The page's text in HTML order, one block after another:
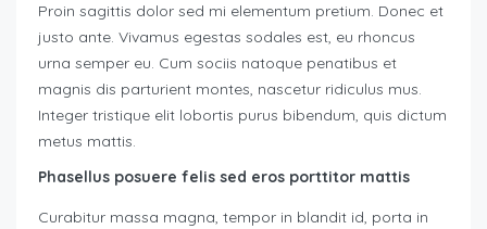
Proin sagittis dolor sed mi elementum pretium. Donec et
justo ante. Vivamus egestas sodales est, eu rhoncus
urna semper eu. Cum sociis natoque penatibus et
magnis dis parturient montes, nascetur ridiculus mus.
Integer tristique elit lobortis purus bibendum, quis dictum
metus mattis.
Phasellus posuere felis sed eros porttitor mattis
Curabitur massa magna, tempor in blandit id, porta in